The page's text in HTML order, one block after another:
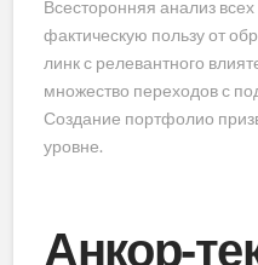
Всесторонняя анализ
фактическую пользу от
линк с релевантного
множество переходов с
Создание портфолио
уровне.